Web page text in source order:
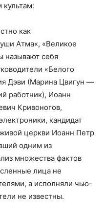
как
Атма«, «Великое
называют себя
«Белого
Дэви (Марина Цвигун —
работник), Иоанн
Кривоногов,
кандидат
церкви Иоанн Петр
одним из
множества фактов
лица не
а исполняли чью-
не известны.